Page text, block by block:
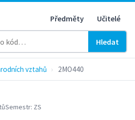
Předměty Učitelé
Hledat
vztahů › 2MO440
Semestr: ZS